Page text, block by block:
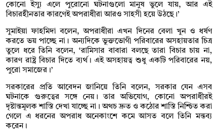
কোনো ইস্যু এলে পুরোনো ঘটনাগুলো মানুষ ভুলে যায়, আর এই
বিচারহীনতার কারণেই অপরাধীরা আরও সাহসী হয়ে উঠছে।’
সুমাইয়া ফাহমিদা বলেন, অপরাধীরা এখন দিনের বেলা খুন ও ধর্ষণ
করতে ভয় পাচ্ছে না। অন্যদিকে ভুক্তভোগী পরিবারের অসহায়তার চিত্র
তুলে ধরে তিনি বলেন, ‘রামিসার বাবারা বলছে তারা বিচার চায় না,
কারণ রাষ্ট্র বিচার দিতে ব্যর্থ। এই অসহায়ত্ব শুধু একটি পরিবারের নয়,
পুরো সমাজের।’
সরকারের প্রতি আবেদন জানিয়ে তিনি বলেন, সরকার যেন এসব
ঘটনাকে গুরুত্বের সঙ্গে নেয়। তার অভিযোগ, কোনো অপরাধীরই
দৃষ্টান্তমূলক শাস্তি দেখা যাচ্ছে না। অথচ দ্রুত ও কঠোর শাস্তি নিশ্চিত করা
গেলে এ ধরনের অপরাধ অনেকাংশে কমে আসত বলে তিনি মন্তব্য
করেন।